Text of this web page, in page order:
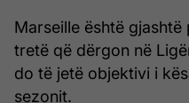
Marseille është
tretë që dërgon në
do të jetë objektivi i
sezonit.